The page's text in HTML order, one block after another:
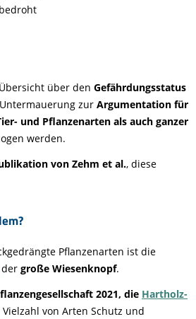
über den Gefährdungsstatus
zur Argumentation für
und Pflanzenarten als auch ganzer
werden.
von Zehm et al., diese
Pflanzenarten ist die
der große Wiesenknopf.
2021, die Hartholz-
von Arten Schutz und